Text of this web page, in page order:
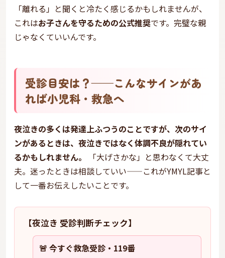
「離れる」と聞くと冷たく感じるかもしれませんが、
これはお子さんを守るための公式推奨です。完璧な親
じゃなくていいんです。
受診目安は？——こんなサインがあ
れば小児科・救急へ
夜泣きの多くは発達上ふつうのことですが、次のサイ
ンがあるときは、夜泣きではなく体調不良が隠れてい
るかもしれません。
「大げさかな」と思わなくて大丈
夫。迷ったときは相談していい——これがYMYL記事と
して一番お伝えしたいことです。
【夜泣き 受診判断チェック】
🚨 今すぐ救急受診・119番